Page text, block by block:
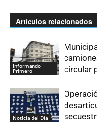
Artículos relacionados
Informando
Primero
circular
Noticia del Día